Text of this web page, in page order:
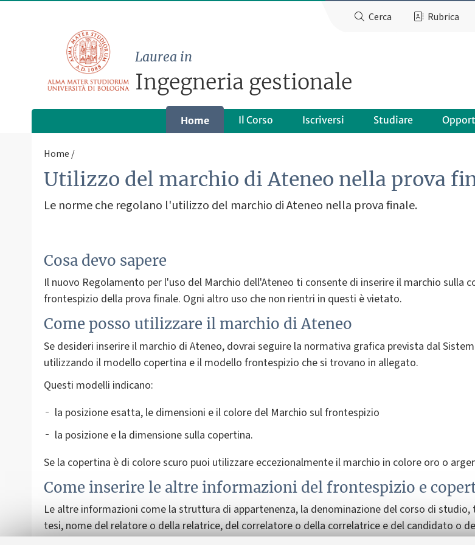
Cerca Rubrica
Laurea in
Ingegneria gestionale
Home Il Corso Iscriversi Studiare
Home
Utilizzo del marchio di Ateneo nella prova
Le norme che regolano l'utilizzo del marchio di Ateneo nella prova finale.
Cosa devo sapere
Il nuovo Regolamento per l'uso del Marchio dell'Ateneo ti consente di inserire il marchio sulla
frontespizio della prova finale. Ogni altro uso che non rientri in questi è vietato.
Come posso utilizzare il marchio di Ateneo
Se desideri inserire il marchio di Ateneo, dovrai seguire la normativa grafica prevista dal
utilizzando il modello copertina e il modello frontespizio che si trovano in allegato.
Questi modelli indicano:
la posizione esatta, le dimensioni e il colore del Marchio sul frontespizio
la posizione e la dimensione sulla copertina.
Se la copertina è di colore scuro puoi utilizzare eccezionalmente il marchio in colore oro o
Come inserire le altre informazioni del frontespizio e
Le altre informazioni come la struttura di appartenenza, la denominazione del corso di
tesi, nome del relatore o della relatrice, del correlatore o della correlatrice e del candidato o